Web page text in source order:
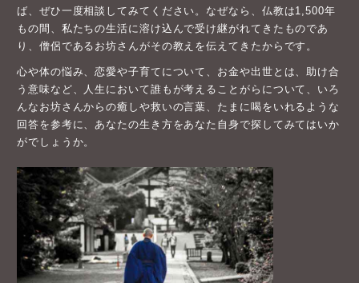
ば、ぜひ一度相談してみてください。なぜなら、仏教は1,500年
もの間、私たちの生活に溶け込んで受け継がれてきたものであ
り、僧侶であるお坊さんがその教えを伝えてきたからです。
心や体の悩み、恋愛や子育てについて、お金や出世とは、助け合
う意味など、人生において誰もが考えることがらについて、いろ
んなお坊さんからの癒しや救いの言葉、たまに喝をいれるような
回答を参考に、あなたの生き方をあなた自身で探してみてはいか
がでしょうか。